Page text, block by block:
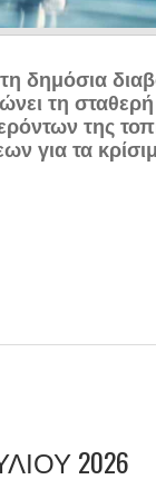
δημόσια
τη
της
για τα
2026